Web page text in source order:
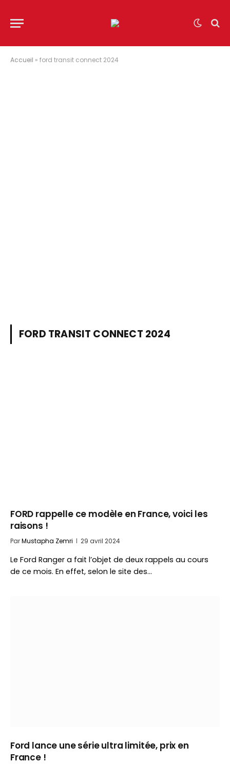
Accueil » ford transit connect 2024
FORD TRANSIT CONNECT 2024
FORD rappelle ce modèle en France, voici les
raisons !
ParMustapha Zemri 29 avril 2024
Le Ford Ranger a fait l’objet de deux rappels au cours
de ce mois. En effet, selon le site des…
Ford lance une série ultra limitée, prix en
France !